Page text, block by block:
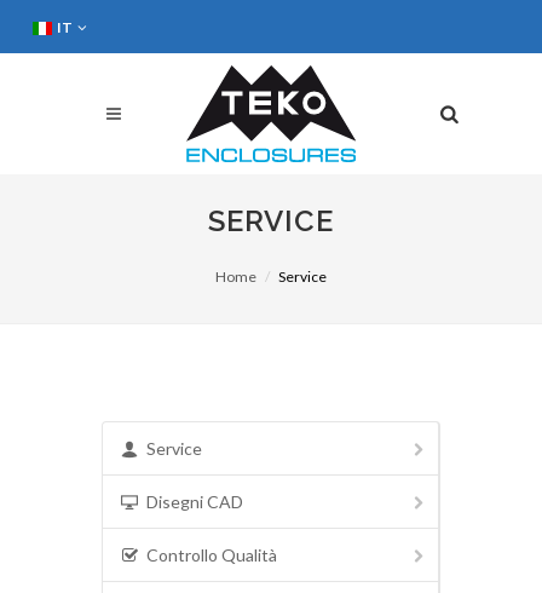
IT
SERVICE
Home Service
Service
Disegni CAD
Controllo Qualità